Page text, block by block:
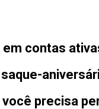
em contas
você precisa